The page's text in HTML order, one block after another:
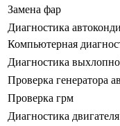
Замена фар
Диагностика
Компьютерная
Диагностика
Проверка генератора
Проверка грм
Диагностика